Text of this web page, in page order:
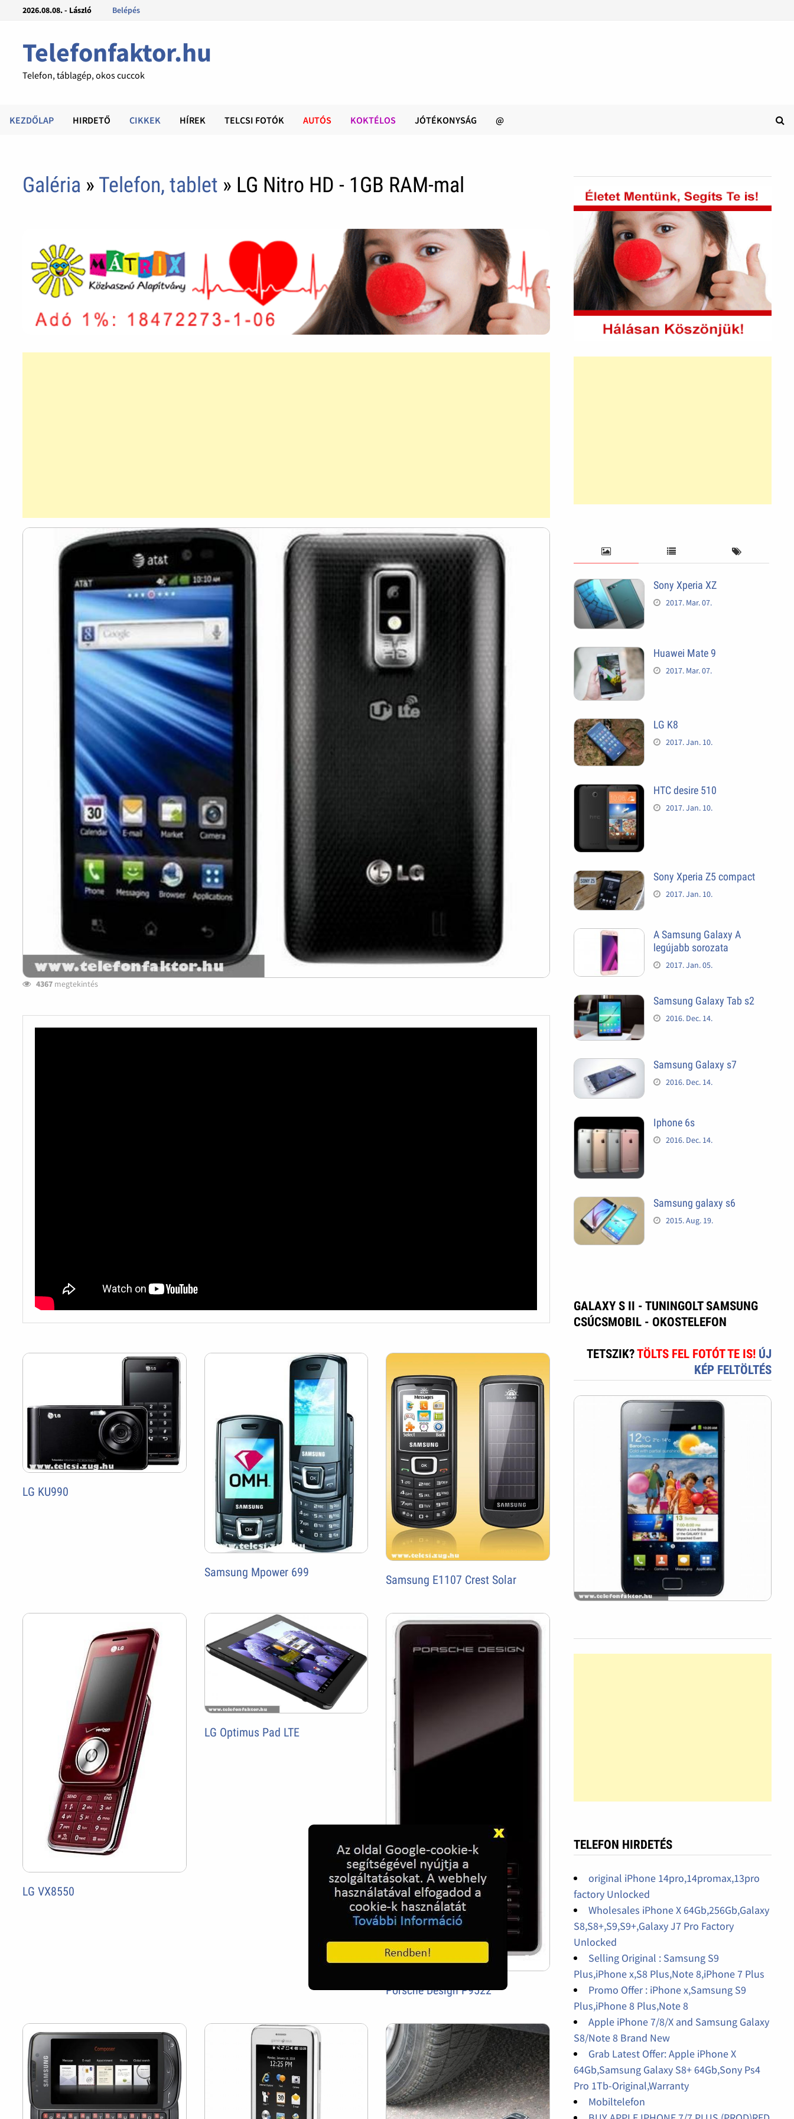
2026.08.08. - László Belépés
Telefonfaktor.hu
Telefon, táblagép, okos cuccok
KEZDŐLAP HIRDETŐ CIKKEK HÍREK TELCSI FOTÓK AUTÓS KOKTÉLOS JÓTÉKONYSÁG @
Galéria » Telefon, tablet » LG Nitro HD - 1GB RAM-mal
4367 megtekintés
LG KU990
Samsung Mpower 699
Samsung E1107 Crest Solar
LG VX8550
LG Optimus Pad LTE
Porsche Design P9522
Sony Xperia XZ
2017. Mar. 07.
Huawei Mate 9
2017. Mar. 07.
LG K8
2017. Jan. 10.
HTC desire 510
2017. Jan. 10.
Sony Xperia Z5 compact
2017. Jan. 10.
A Samsung Galaxy A
legújabb sorozata
2017. Jan. 05.
Samsung Galaxy Tab s2
2016. Dec. 14.
Samsung Galaxy s7
2016. Dec. 14.
Iphone 6s
2016. Dec. 14.
Samsung galaxy s6
2015. Aug. 19.
GALAXY S II - TUNINGOLT SAMSUNG
CSÚCSMOBIL - OKOSTELEFON
TETSZIK?TÖLTS FEL FOTÓT TE IS! ÚJ
KÉP FELTÖLTÉS
TELEFON HIRDETÉS
original iPhone 14pro,14promax,13pro
factory Unlocked
Wholesales iPhone X 64Gb,256Gb,Galaxy
S8,S8+,S9,S9+,Galaxy J7 Pro Factory
Unlocked
Selling Original : Samsung S9
Plus,iPhone x,S8 Plus,Note 8,iPhone 7 Plus
Promo Offer : iPhone x,Samsung S9
Plus,iPhone 8 Plus,Note 8
Apple iPhone 7/8/X and Samsung Galaxy
S8/Note 8 Brand New
Grab Latest Offer: Apple iPhone X
64Gb,Samsung Galaxy S8+ 64Gb,Sony Ps4
Pro 1Tb-Original,Warranty
Mobiltelefon